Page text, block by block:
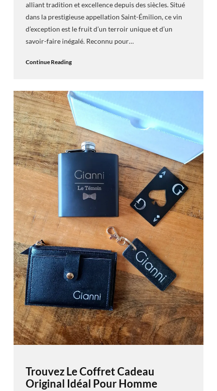
alliant tradition et excellence depuis des siècles. Situé
dans la prestigieuse appellation Saint-Émilion, ce vin
d’exception est le fruit d’un terroir unique et d’un
savoir-faire inégalé. Reconnu pour…
Continue Reading
Trouvez Le Coffret Cadeau
Original Idéal Pour Homme